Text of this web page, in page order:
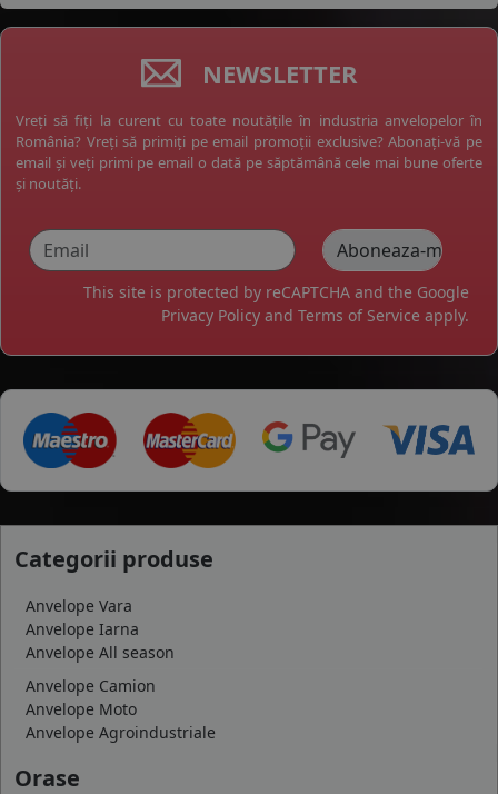
NEWSLETTER
Vreți să fiți la curent cu toate noutățile în industria anvelopelor în
România? Vreți să primiți pe email promoții exclusive? Abonați-vă pe
email și veți primi pe email o dată pe săptămână cele mai bune oferte
și noutăți.
This site is protected by reCAPTCHA and the Google
Privacy Policy and Terms of Service apply.
Categorii produse
Anvelope Vara
Anvelope Iarna
Anvelope All season
Anvelope Camion
Anvelope Moto
Anvelope Agroindustriale
Orase